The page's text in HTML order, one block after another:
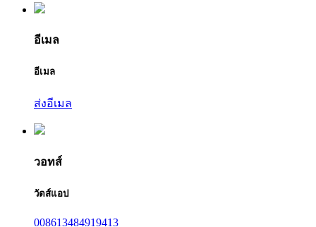
อีเมล
อีเมล
ส่งอีเมล
วอทส์
วัตส์แอป
008613484919413